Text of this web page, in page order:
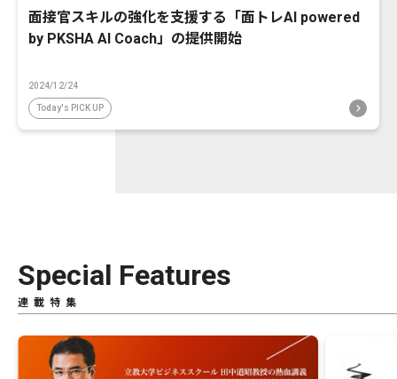
面接官スキルの強化を支援する「面トレAI powered
by PKSHA AI Coach」の提供開始
2024/12/24
Today's PICK UP
Special Features
連載特集